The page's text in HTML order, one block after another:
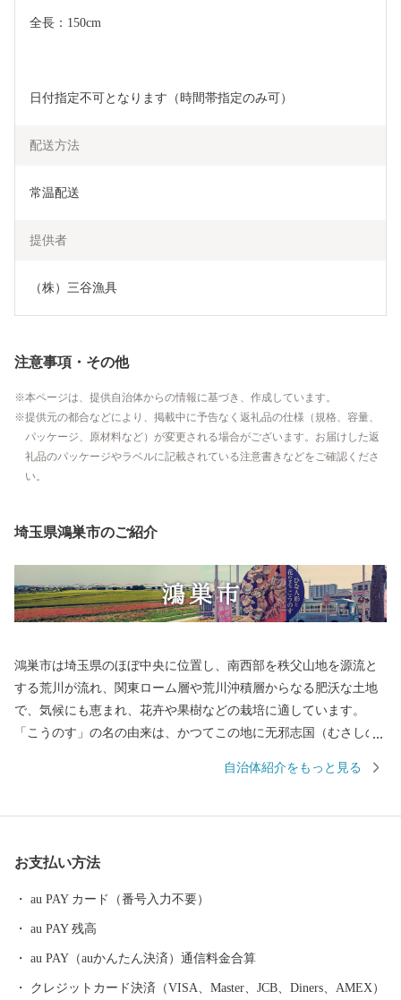
全長：150cm
日付指定不可となります（時間帯指定のみ可）
配送方法
常温配送
提供者
（株）三谷漁具
注意事項・その他
本ページは、提供自治体からの情報に基づき、作成しています。
提供元の都合などにより、掲載中に予告なく返礼品の仕様（規格、容量、
パッケージ、原材料など）が変更される場合がございます。お届けした返
礼品のパッケージやラベルに記載されている注意書きなどをご確認くださ
い。
埼玉県鴻巣市のご紹介
鴻巣市は埼玉県のほぼ中央に位置し、南西部を秩父山地を源流と
する荒川が流れ、関東ローム層や荒川沖積層からなる肥沃な土地
で、気候にも恵まれ、花卉や果樹などの栽培に適しています。
「こうのす」の名の由来は、かつてこの地に无邪志国（むさしの
転じ、後に「鴻（こうのとり）伝説」から「鴻巣」の字を当てる
して栄え、380年余の伝統を誇る「ひな人形のまち」として、また
ました。 現在では首都圏50キロメートル圏内という地理的条件に
恵まれ、県央部の中核都市として発展を続けています。
自治体紹介をもっと見る
お支払い方法
au PAY カード（番号入力不要）
au PAY 残高
au PAY（auかんたん決済）通信料金合算
クレジットカード決済（VISA、Master、JCB、Diners、AMEX）